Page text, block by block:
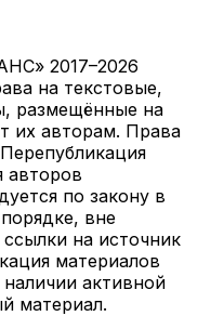
2017–2026
на текстовые,
размещённые на
их авторам. Права
авторов
по закону в
вне
на источник
материалов
активной
материал.